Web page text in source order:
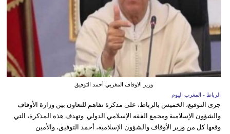
وزير الاوقاف المغربي أحمد التوفيق
الرباط - المغرب اليوم
جرى التوقيع، الخميس بالرباط، على مذكرة تفاهم للتعاون بين وزارة الأوقاف
والشؤون الإسلامية ومجمع الفقه الإسلامي الدولي. وتهدف هذه المذكرة، التي
وقعها كل من وزير الأوقاف والشؤون الإسلامية، أحمد التوفيق، والأمين